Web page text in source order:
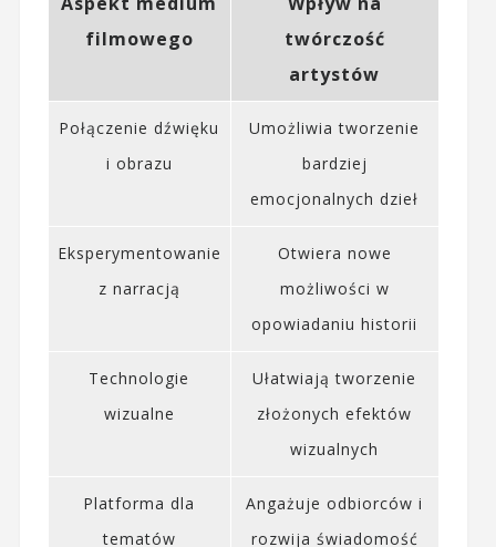
filmowego
twórczość
artystów
Połączenie dźwięku
i obrazu
Umożliwia tworzenie
bardziej
emocjonalnych dzieł
Eksperymentowanie
z narracją
Otwiera nowe
możliwości w
opowiadaniu historii
Technologie
wizualne
Ułatwiają tworzenie
złożonych efektów
wizualnych
Platforma dla
tematów
Angażuje odbiorców i
rozwija świadomość